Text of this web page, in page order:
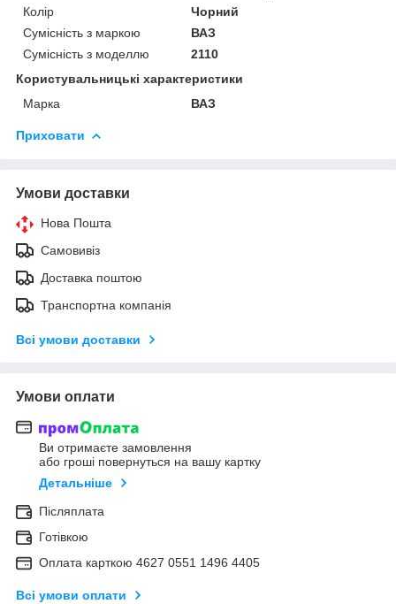
Колір
Чорний
Сумісність з маркою
ВАЗ
Сумісність з моделлю
2110
Користувальницькі характеристики
Марка
ВАЗ
Приховати
Умови доставки
Нова Пошта
Самовивіз
Доставка поштою
Транспортна компанія
Всі умови доставки
Умови оплати
Ви отримаєте замовлення
або гроші повернуться на вашу картку
Детальніше
Післяплата
Готівкою
Оплата карткою 4627 0551 1496 4405
Всі умови оплати